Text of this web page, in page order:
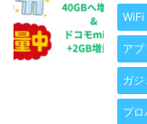
アプ
ガジ
プロ